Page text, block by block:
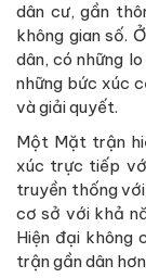
dân cư, gần
không gian số.
dân, có những
những bức xúc
và giải quyết.
Một Mặt trận
xúc trực tiếp
truyền thống
cơ sở với khả
Hiện đại không
trận gần dân